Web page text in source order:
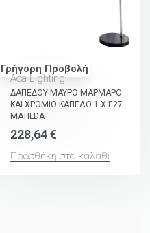
Γρήγορη Προβολή
Aca Lighting
ΔΑΠΕΔΟΥ ΜΑΥΡΟ ΜΑΡΜΑΡΟ
ΚΑΙ ΧΡΩΜΙΟ ΚΑΠΕΛΟ 1 Χ Ε27
MATILDA
228,64€
Προσθήκη στο καλάθι